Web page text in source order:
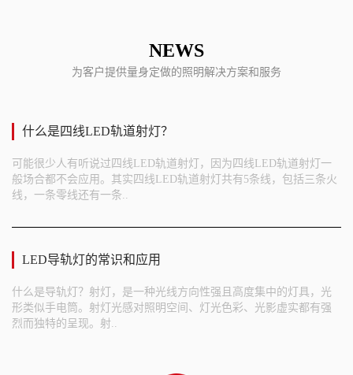
NEWS
为客户提供量身定做的照明解决方案和服务
什么是四线LED轨道射灯？
可能很少人有听说过四线LED轨道射灯，因为四线LED轨道射灯一
般场合都不会应用。其实四线LED轨道射灯共有5条线，包括三条火
线，一条零线还有一条..
LED导轨灯的常识和应用
什么是导轨灯？射灯，是一种光线方向性强且高度集中的灯具，光
形类似手电筒。射灯光感对照明空间、灯光色彩、光影虚实都有强
烈而独特的呈现。射..